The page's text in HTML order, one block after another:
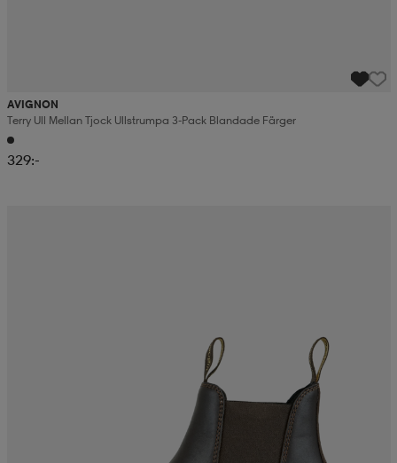
AVIGNON
Terry Ull Mellan Tjock Ullstrumpa 3-Pack Blandade Färger
329:-